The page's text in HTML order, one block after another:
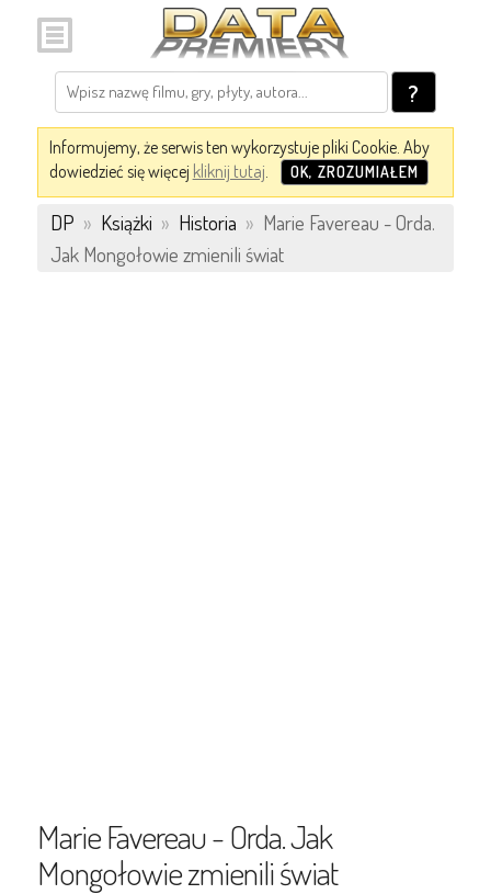
?
Informujemy, że serwis ten wykorzystuje pliki Cookie. Aby
dowiedzieć się więcej kliknij tutaj. OK, ZROZUMIAŁEM
DP » Książki » Historia » Marie Favereau - Orda.
Jak Mongołowie zmienili świat
Marie Favereau - Orda. Jak
Mongołowie zmienili świat